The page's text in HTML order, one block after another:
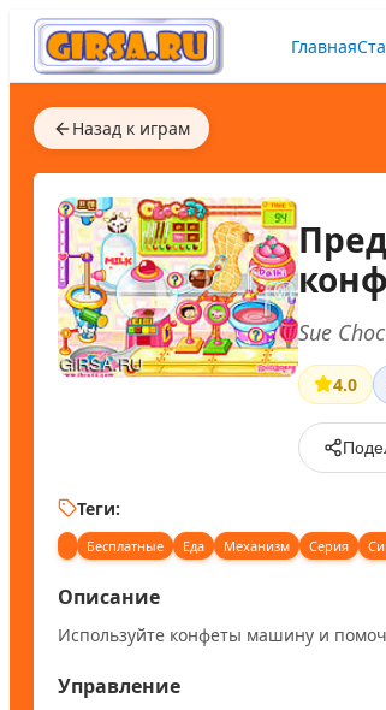
Главная
Назад к играм
Sue
4.0
Теги:
Бесплатные Еда Механизм Серия
Описание
Используйте конфеты машину и
Управление